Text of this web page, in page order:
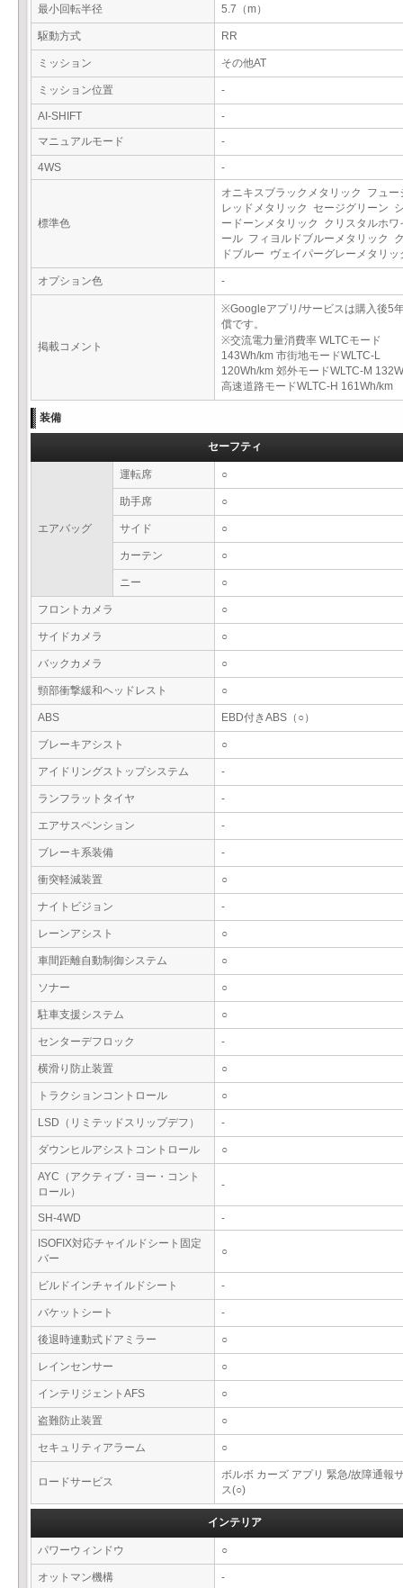
最小回転半径 5.7（m）
駆動方式 RR
ミッション その他AT
ミッション位置 -
AI-SHIFT
-
マニュアルモード
-
4WS -
標準色
オニキスブラックメタリック フュー
レッドメタリック セージグリーン
ードーンメタリック クリスタルホワ
ール フィヨルドブルーメタリック
ドブルー ヴェイパーグレーメタリ
オプション色 -
掲載コメント
※Googleアプリ/サービスは購入後5
償です。
※交流電力量消費率 WLTCモード
143Wh/km 市街地モードWLTC-L
120Wh/km 郊外モードWLTC-M
高速道路モードWLTC-H 161Wh/km
装備
セーフティ
エアバッグ
運転席 ○
助手席 ○
サイド ○
カーテン ○
ニー ○
フロントカメラ ○
サイドカメラ ○
バックカメラ ○
頸部衝撃緩和ヘッドレスト ○
ABS EBD付きABS（○）
ブレーキアシスト ○
アイドリングストップシステム -
ランフラットタイヤ -
エアサスペンション -
ブレーキ系装備 -
衝突軽減装置 ○
ナイトビジョン -
レーンアシスト ○
車間距離自動制御システム ○
ソナー ○
駐車支援システム ○
センターデフロック -
横滑り防止装置 ○
トラクションコントロール ○
LSD（リミテッドスリップデフ） -
ダウンヒルアシストコントロール ○
AYC（アクティブ・ヨー・コント
ロール）
-
SH-4WD
-
ISOFIX対応チャイルドシート固定
バー
○
ビルドインチャイルドシート -
バケットシート -
後退時連動式ドアミラー ○
レインセンサー ○
インテリジェントAFS ○
盗難防止装置 ○
セキュリティアラーム ○
ロードサービス
ボルボ カーズ アプリ 緊急/故障通報
ス(○)
インテリア
パワーウィンドウ ○
オットマン機構 -